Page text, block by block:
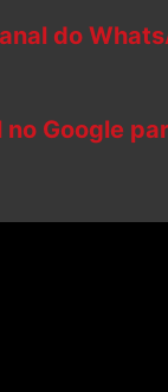
do
Google